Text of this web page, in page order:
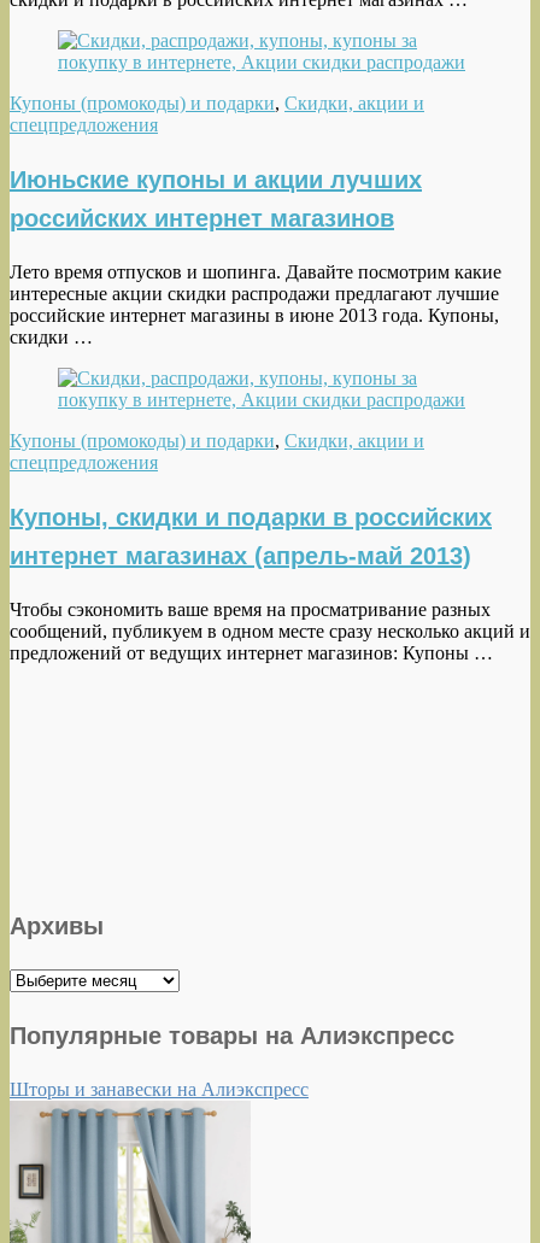
Купоны (промокоды) и подарки, Скидки, акции и
спецпредложения
Июньские купоны и акции лучших
российских интернет магазинов
Лето время отпусков и шопинга. Давайте посмотрим какие
интересные акции скидки распродажи предлагают лучшие
российские интернет магазины в июне 2013 года. Купоны,
скидки …
Купоны (промокоды) и подарки, Скидки, акции и
спецпредложения
Купоны, скидки и подарки в российских
интернет магазинах (апрель-май 2013)
Чтобы сэкономить ваше время на просматривание разных
сообщений, публикуем в одном месте сразу несколько акций и
предложений от ведущих интернет магазинов: Купоны …
Архивы
Архивы
Популярные товары на Алиэкспресс
Шторы и занавески на Алиэкспресс